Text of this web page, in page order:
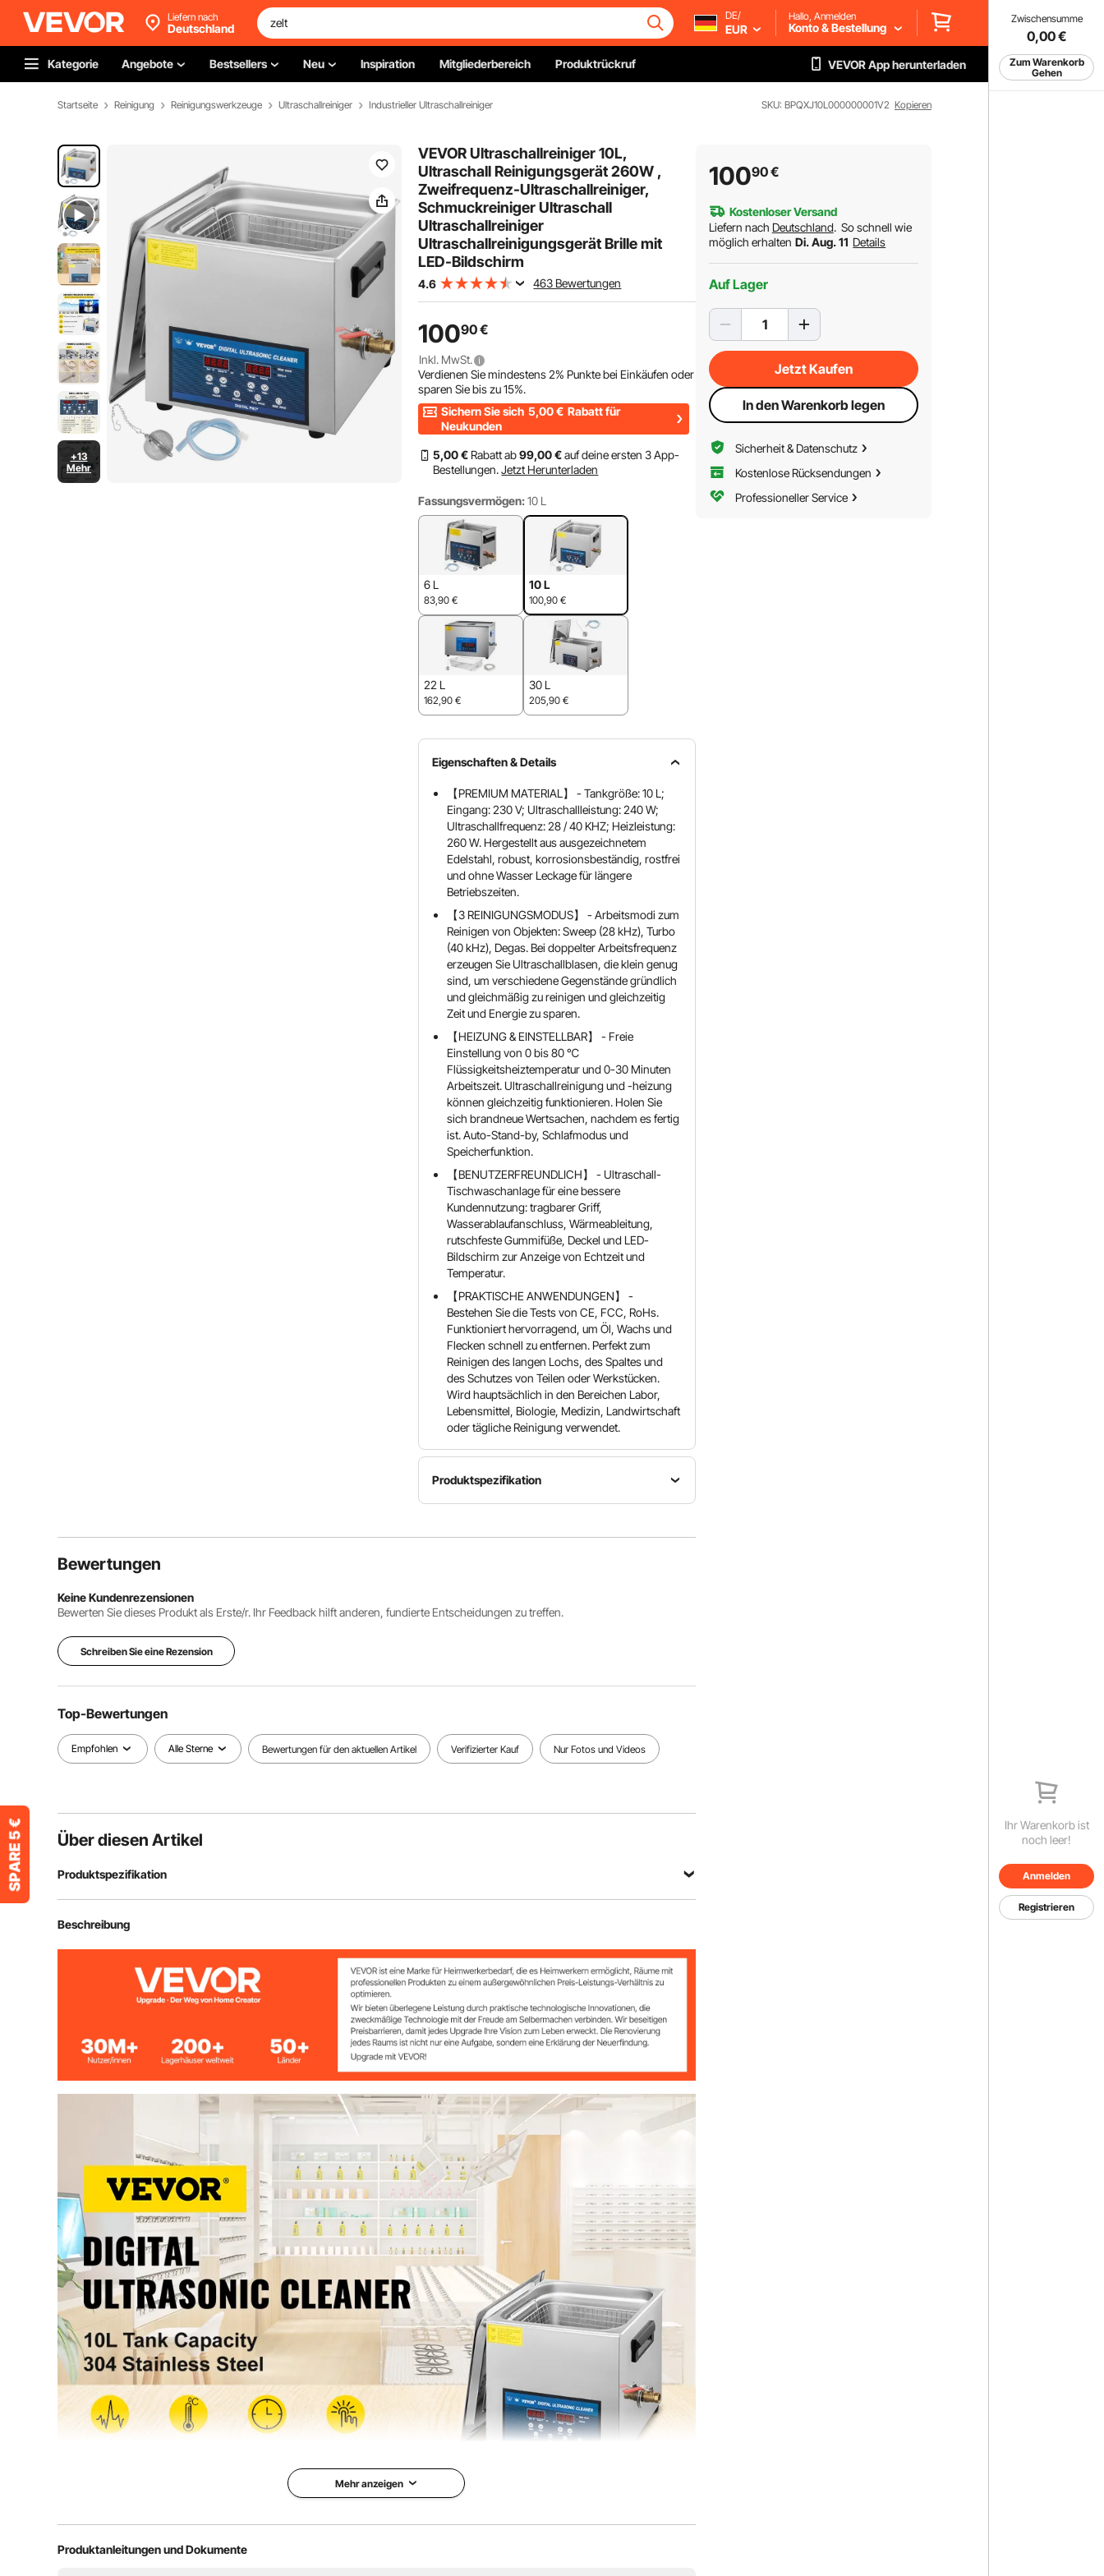
Zwischensumme
0,00€
Zum Warenkorb
Gehen
Ihr Warenkorb ist
noch leer!
Anmelden
Registrieren
Liefern nach
Deutschland
DE/
EUR
Hallo, Anmelden
Konto & Bestellung
Kategorie Angebote Bestsellers Neu Inspiration Mitgliederbereich Produktrückruf VEVOR App herunterladen
Startseite Reinigung Reinigungswerkzeuge Ultraschallreiniger Industrieller Ultraschallreiniger SKU: BPQXJ10L000000001V2 Kopieren
+13
Mehr
VEVOR Ultraschallreiniger 10L,
Ultraschall Reinigungsgerät 260W ,
Zweifrequenz-Ultraschallreiniger,
Schmuckreiniger Ultraschall
Ultraschallreiniger
Ultraschallreinigungsgerät Brille mit
LED-Bildschirm
4.6 463 Bewertungen
10090€
Inkl. MwSt.
Verdienen Sie mindestens2% Punkte bei Einkäufen oder
sparen Sie bis zu15%.
Sichern Sie sich 5,00 € Rabatt für
Neukunden
5,00 € Rabatt ab99,00 €auf deine ersten 3 App-
Bestellungen. Jetzt Herunterladen
Fassungsvermögen: 10 L
6 L
83,90 €
10 L
100,90 €
22 L
162,90 €
30 L
205,90 €
Eigenschaften & Details
【PREMIUM MATERIAL】 - Tankgröße: 10 L;
Eingang: 230 V; Ultraschallleistung: 240 W;
Ultraschallfrequenz: 28 / 40 KHZ; Heizleistung:
260 W. Hergestellt aus ausgezeichnetem
Edelstahl, robust, korrosionsbeständig, rostfrei
und ohne Wasser Leckage für längere
Betriebszeiten.
【3 REINIGUNGSMODUS】 - Arbeitsmodi zum
Reinigen von Objekten: Sweep (28 kHz), Turbo
(40 kHz), Degas. Bei doppelter Arbeitsfrequenz
erzeugen Sie Ultraschallblasen, die klein genug
sind, um verschiedene Gegenstände gründlich
und gleichmäßig zu reinigen und gleichzeitig
Zeit und Energie zu sparen.
【HEIZUNG & EINSTELLBAR】 - Freie
Einstellung von 0 bis 80 ℃
Flüssigkeitsheiztemperatur und 0-30 Minuten
Arbeitszeit. Ultraschallreinigung und -heizung
können gleichzeitig funktionieren. Holen Sie
sich brandneue Wertsachen, nachdem es fertig
ist. Auto-Stand-by, Schlafmodus und
Speicherfunktion.
【BENUTZERFREUNDLICH】 - Ultraschall-
Tischwaschanlage für eine bessere
Kundennutzung: tragbarer Griff,
Wasserablaufanschluss, Wärmeableitung,
rutschfeste Gummifüße, Deckel und LED-
Bildschirm zur Anzeige von Echtzeit und
Temperatur.
【PRAKTISCHE ANWENDUNGEN】 -
Bestehen Sie die Tests von CE, FCC, RoHs.
Funktioniert hervorragend, um Öl, Wachs und
Flecken schnell zu entfernen. Perfekt zum
Reinigen des langen Lochs, des Spaltes und
des Schutzes von Teilen oder Werkstücken.
Wird hauptsächlich in den Bereichen Labor,
Lebensmittel, Biologie, Medizin, Landwirtschaft
oder tägliche Reinigung verwendet.
Produktspezifikation
Eingang
Material
28 kHz /
Arbeitszeit
Alle Spezifikationen anzeigen
Bewertungen
Keine Kundenrezensionen
Bewerten Sie dieses Produkt als Erste/r. Ihr Feedback hilft anderen, fundierte Entscheidungen zu treffen.
Schreiben Sie eine Rezension
Top-Bewertungen
Empfohlen Alle Sterne Bewertungen für den aktuellen Artikel Verifizierter Kauf Nur Fotos und Videos
Über diesen Artikel
Produktspezifikation
Eingang
28 kHz / 40 kHz (umschaltbar)
Tankinhalt 10 L
0-30 Minuten
Reinigungsleistung 240 W
Heizfunktion 260 W (Leistung)
Heiztemperatur 0-80 °C
Bildschirm LED-Anzeige
Produktgröße 12,8 x 10,4 x 11 Zoll / 32,5 x 26,5 x 28 cm
Beschreibung
Mehr anzeigen
Produktanleitungen und Dokumente
10090€
Kostenloser Versand
Liefern nach Deutschland. So schnell wie
möglich erhalten Di. Aug. 11 Details
Auf Lager
Jetzt Kaufen
In den Warenkorb legen
Sicherheit & Datenschutz
Kostenlose Rücksendungen
Professioneller Service